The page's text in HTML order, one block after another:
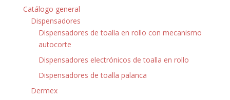
Catálogo general
Dispensadores
Dispensadores de toalla en rollo con mecanismo
autocorte
Dispensadores electrónicos de toalla en rollo
Dispensadores de toalla palanca
Dermex